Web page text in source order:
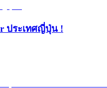
ประเทศญี่ปุ่น !